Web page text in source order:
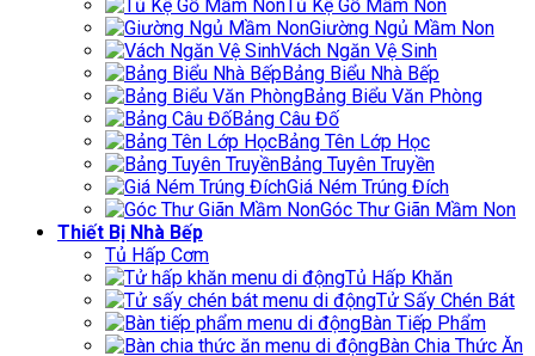
Tủ Kệ Gỗ Mầm Non
Giường Ngủ Mầm Non
Vách Ngăn Vệ Sinh
Bảng Biểu Nhà Bếp
Bảng Biểu Văn Phòng
Bảng Câu Đố
Bảng Tên Lớp Học
Bảng Tuyên Truyền
Giá Ném Trúng Đích
Góc Thư Giãn Mầm Non
Thiết Bị Nhà Bếp
Tủ Hấp Cơm
Tủ Hấp Khăn
Tử Sấy Chén Bát
Bàn Tiếp Phẩm
Bàn Chia Thức Ăn